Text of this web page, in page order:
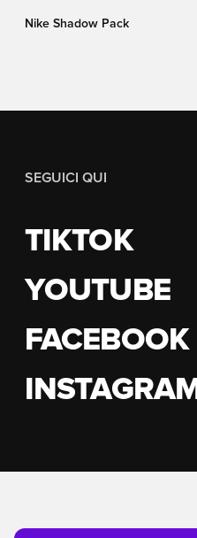
Nike Shadow Pack
SEGUICI QUI
TIKTOK
YOUTUBE
FACEBOOK
INSTAGRAM